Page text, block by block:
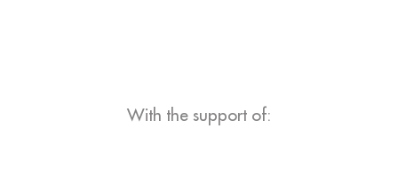
With the support of: